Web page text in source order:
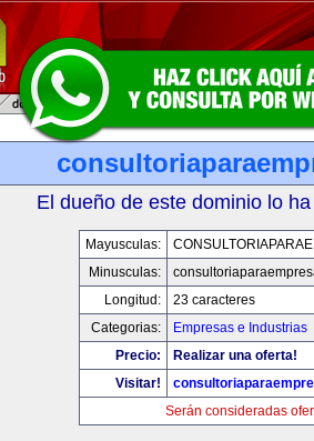
El dueño de este dominio lo
Mayusculas:
Minusculas:
Longitud:
23 caracteres
Categorias:
Empresas e Industrias
Precio:
Realizar una oferta!
Visitar!
Serán consideradas